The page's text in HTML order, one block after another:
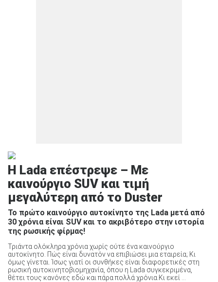
Η Lada επέστρεψε – Με
καινούργιο SUV και τιμή
μεγαλύτερη από το Duster
Το πρώτο καινούργιο αυτοκίνητο της Lada μετά από
30 χρόνια είναι SUV και το ακριβότερο στην ιστορία
της ρωσικής φίρμας!
Τριάντα ολόκληρα χρόνια χωρίς ούτε ένα καινούργιο
αυτοκίνητο. Πώς είναι δυνατόν να επιβιώσει μια εταιρεία; Κι
όμως γίνεται. Ίσως γιατί οι συνθήκες είναι διαφορετικές στη
ρωσική αυτοκινητοβιομηχανία, όπου η Lada συγκεκριμένα,
θέτει τους κανόνες εδώ και πάρα πολλά χρόνια.Κι εκεί ...